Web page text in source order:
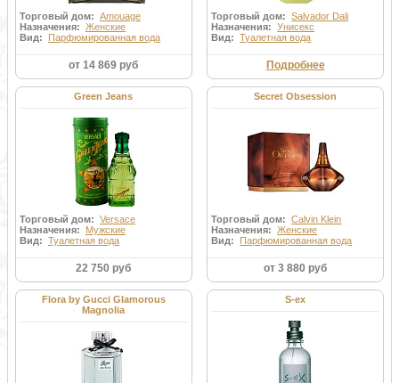
Торговый дом: Amouage
Назначения: Женские
Вид:
Парфюмированная вода
от 14 869 руб
Торговый дом:Salvador Dali
Назначения:Унисекс
Вид:Туалетная вода
Подробнее
Green Jeans
Торговый дом: Versace
Назначения: Мужские
Вид: Туалетная вода
22 750 руб
Secret Obsession
Торговый дом:Calvin Klein
Назначения:Женские
Вид:
Парфюмированная вода
от 3 880 руб
Flora by Gucci Glamorous
Magnolia
S-ex